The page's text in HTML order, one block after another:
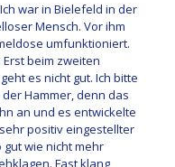
war in Bielefeld in der
Mensch. Vor ihm
umfunktioniert.
beim zweiten
es nicht gut. Ich bitte
Hammer, denn das
an und es entwickelte
positiv eingestellter
wie nicht mehr
Fast klang